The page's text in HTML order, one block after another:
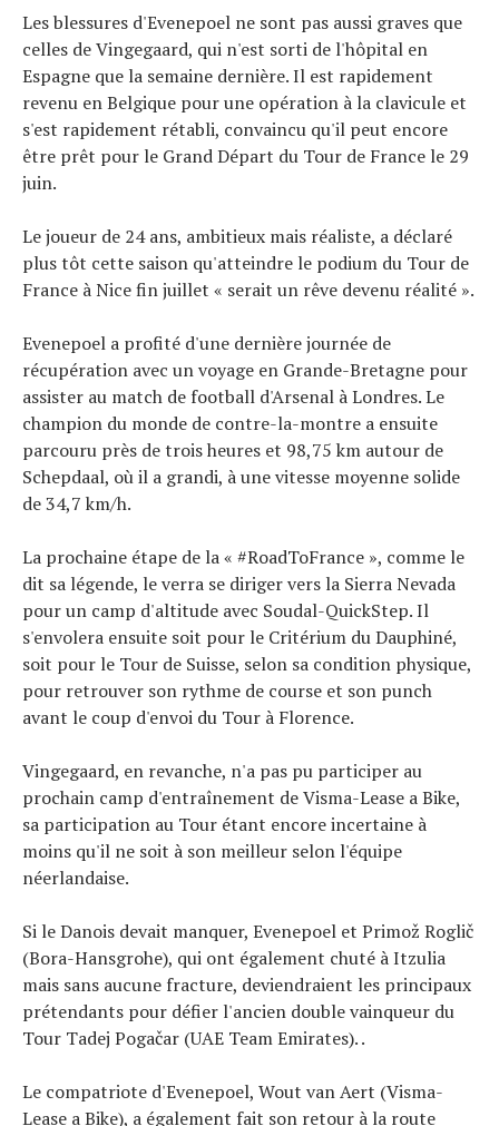
Les blessures d'Evenepoel ne sont pas aussi graves que
celles de Vingegaard, qui n'est sorti de l'hôpital en
Espagne que la semaine dernière. Il est rapidement
revenu en Belgique pour une opération à la clavicule et
s'est rapidement rétabli, convaincu qu'il peut encore
être prêt pour le Grand Départ du Tour de France le 29
juin.
Le joueur de 24 ans, ambitieux mais réaliste, a déclaré
plus tôt cette saison qu'atteindre le podium du Tour de
France à Nice fin juillet « serait un rêve devenu réalité ».
Evenepoel a profité d'une dernière journée de
récupération avec un voyage en Grande-Bretagne pour
assister au match de football d'Arsenal à Londres. Le
champion du monde de contre-la-montre a ensuite
parcouru près de trois heures et 98,75 km autour de
Schepdaal, où il a grandi, à une vitesse moyenne solide
de 34,7 km/h.
La prochaine étape de la « #RoadToFrance », comme le
dit sa légende, le verra se diriger vers la Sierra Nevada
pour un camp d'altitude avec Soudal-QuickStep. Il
s'envolera ensuite soit pour le Critérium du Dauphiné,
soit pour le Tour de Suisse, selon sa condition physique,
pour retrouver son rythme de course et son punch
avant le coup d'envoi du Tour à Florence.
Vingegaard, en revanche, n'a pas pu participer au
prochain camp d'entraînement de Visma-Lease a Bike,
sa participation au Tour étant encore incertaine à
moins qu'il ne soit à son meilleur selon l'équipe
néerlandaise.
Si le Danois devait manquer, Evenepoel et Primož Roglič
(Bora-Hansgrohe), qui ont également chuté à Itzulia
mais sans aucune fracture, deviendraient les principaux
prétendants pour défier l'ancien double vainqueur du
Tour Tadej Pogačar (UAE Team Emirates). .
Le compatriote d'Evenepoel, Wout van Aert (Visma-
Lease a Bike), a également fait son retour à la route